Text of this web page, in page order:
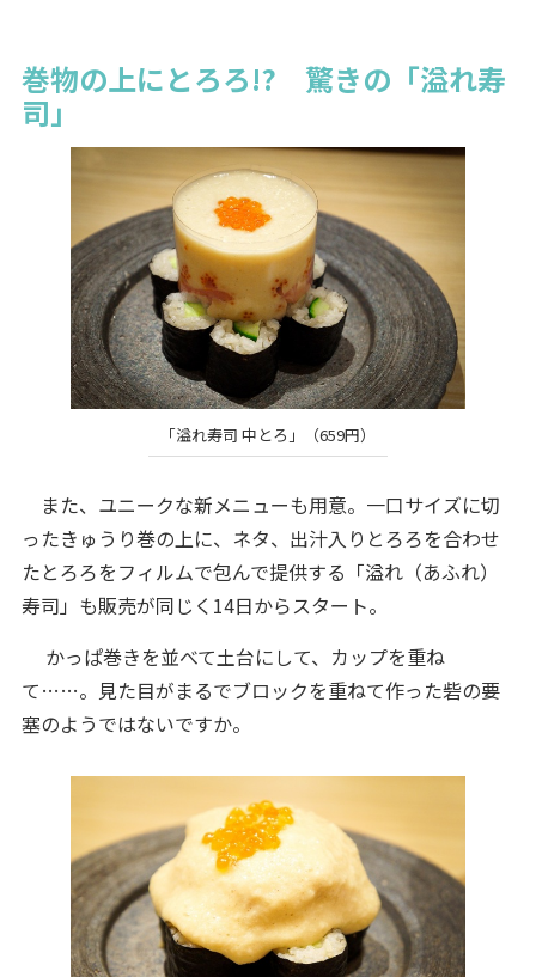
巻物の上にとろろ!? 驚きの「溢れ寿
司」
「溢れ寿司 中とろ」（659円）
また、ユニークな新メニューも用意。一口サイズに切
ったきゅうり巻の上に、ネタ、出汁入りとろろを合わせ
たとろろをフィルムで包んで提供する「溢れ（あふれ）
寿司」も販売が同じく14日からスタート。
かっぱ巻きを並べて土台にして、カップを重ね
て……。見た目がまるでブロックを重ねて作った砦の要
塞のようではないですか。